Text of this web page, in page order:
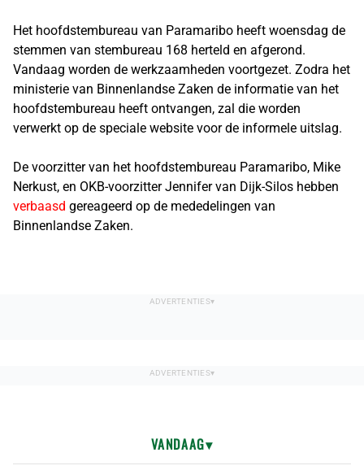
Het hoofdstembureau van Paramaribo heeft woensdag de
stemmen van stembureau 168 herteld en afgerond.
Vandaag worden de werkzaamheden voortgezet. Zodra het
ministerie van Binnenlandse Zaken de informatie van het
hoofdstembureau heeft ontvangen, zal die worden
verwerkt op de speciale website voor de informele uitslag.
De voorzitter van het hoofdstembureau Paramaribo, Mike
Nerkust, en OKB-voorzitter Jennifer van Dijk-Silos hebben
verbaasd gereageerd op de mededelingen van
Binnenlandse Zaken.
VANDAAG